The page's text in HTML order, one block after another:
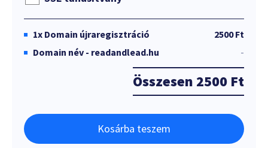
1x Domain újraregisztráció
2500 Ft
Domain név - readandlead.hu
-
Összesen 2500 Ft
Kosárba teszem